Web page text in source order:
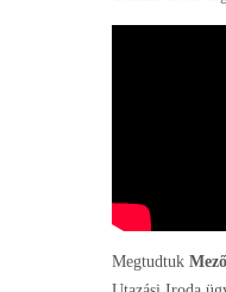
Megtudtuk